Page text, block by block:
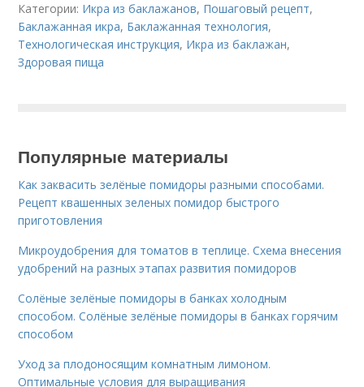
Категории: Икра из баклажанов, Пошаговый рецепт,
Баклажанная икра, Баклажанная технология,
Технологическая инструкция, Икра из баклажан,
Здоровая пища
Популярные материалы
Как заквасить зелёные помидоры разными способами.
Рецепт квашенных зеленых помидор быстрого
приготовления
Микроудобрения для томатов в теплице. Схема внесения
удобрений на разных этапах развития помидоров
Солёные зелёные помидоры в банках холодным
способом. Солёные зелёные помидоры в банках горячим
способом
Уход за плодоносящим комнатным лимоном.
Оптимальные условия для выращивания